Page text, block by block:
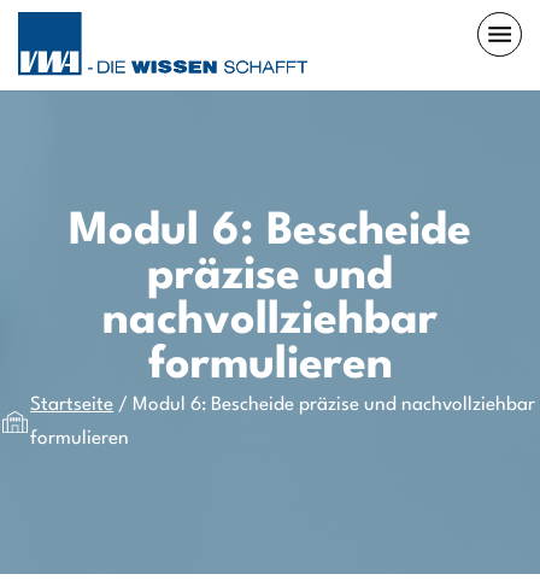
Modul 6: Bescheide
präzise und
nachvollziehbar
formulieren
Startseite / Modul 6: Bescheide präzise und nachvollziehbar
formulieren